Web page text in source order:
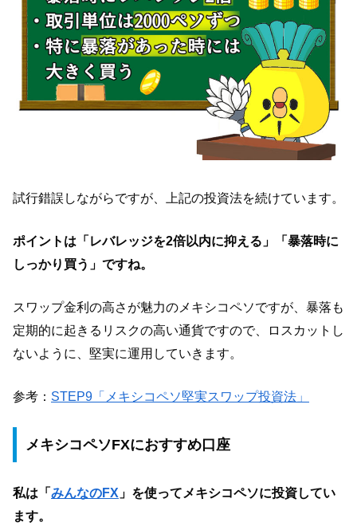
試行錯誤しながらですが、上記の投資法を続けています。
ポイントは「レバレッジを2倍以内に抑える」「暴落時に
しっかり買う」ですね。
スワップ金利の高さが魅力のメキシコペソですが、暴落も
定期的に起きるリスクの高い通貨ですので、ロスカットし
ないように、堅実に運用していきます。
参考： STEP9「メキシコペソ堅実スワップ投資法」
メキシコペソFXにおすすめ口座
私は「みんなのFX 」を使ってメキシコペソに投資してい
ます。